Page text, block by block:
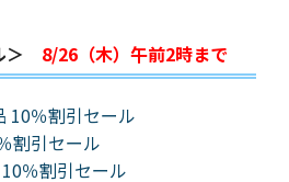
＞ 8/26（木）午前2時まで
10％割引セール
割引セール
％割引セール